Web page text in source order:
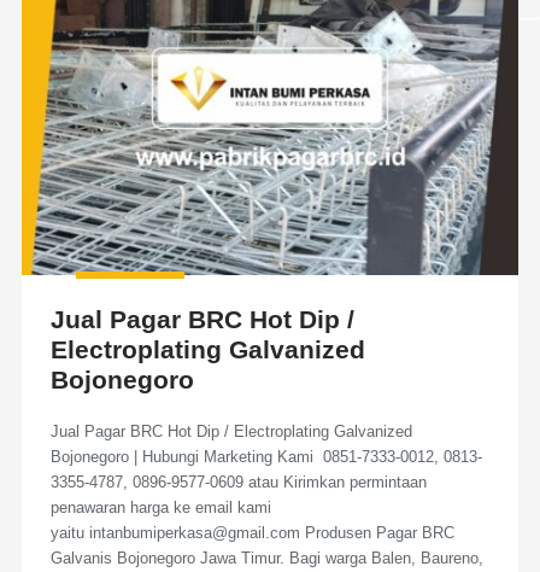
Jual Pagar BRC Hot Dip /
Electroplating Galvanized
Bojonegoro
Jual Pagar BRC Hot Dip / Electroplating Galvanized
Bojonegoro | Hubungi Marketing Kami 0851-7333-0012, 0813-
3355-4787, 0896-9577-0609 atau Kirimkan permintaan
penawaran harga ke email kami
yaitu intanbumiperkasa@gmail.com Produsen Pagar BRC
Galvanis Bojonegoro Jawa Timur. Bagi warga Balen, Baureno,